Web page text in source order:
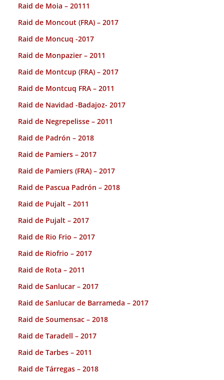
Raid de Moia – 20111
Raid de Moncout (FRA) – 2017
Raid de Moncuq -2017
Raid de Monpazier – 2011
Raid de Montcup (FRA) – 2017
Raid de Montcuq FRA – 2011
Raid de Navidad -Badajoz- 2017
Raid de Negrepelisse – 2011
Raid de Padrón – 2018
Raid de Pamiers – 2017
Raid de Pamiers (FRA) – 2017
Raid de Pascua Padrón – 2018
Raid de Pujalt – 2011
Raid de Pujalt – 2017
Raid de Rio Frio – 2017
Raid de Riofrio – 2017
Raid de Rota – 2011
Raid de Sanlucar – 2017
Raid de Sanlucar de Barrameda – 2017
Raid de Soumensac – 2018
Raid de Taradell – 2017
Raid de Tarbes – 2011
Raid de Tárregas – 2018